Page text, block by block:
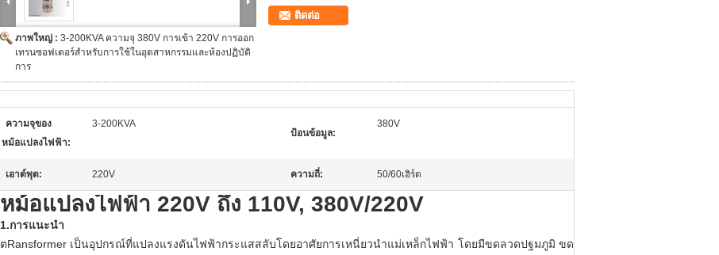
ภาพใหญ่ : 3-200KVA ความจุ 380V การเข้า 220V การออก
เทรนซอฟเตอร์สําหรับการใช้ในอุตสาหกรรมและห้องปฏิบัติ
การ
ติดต่อ
ความจุของ
หม้อแปลงไฟฟ้า:
3-200KVA
ป้อนข้อมูล:
380V
เอาต์พุต: 220V ความถี่: 50/60เฮิร์ต
หม้อแปลงไฟฟ้า 220V ถึง 110V, 380V/220V
1.การแนะนำ
ตRansformer เป็นอุปกรณ์ที่แปลงแรงดันไฟฟ้ากระแสสลับโดยอาศัยการเหนี่ยวนำแม่เหล็กไฟฟ้า โดยมีขดลวดปฐมภูมิ ขด